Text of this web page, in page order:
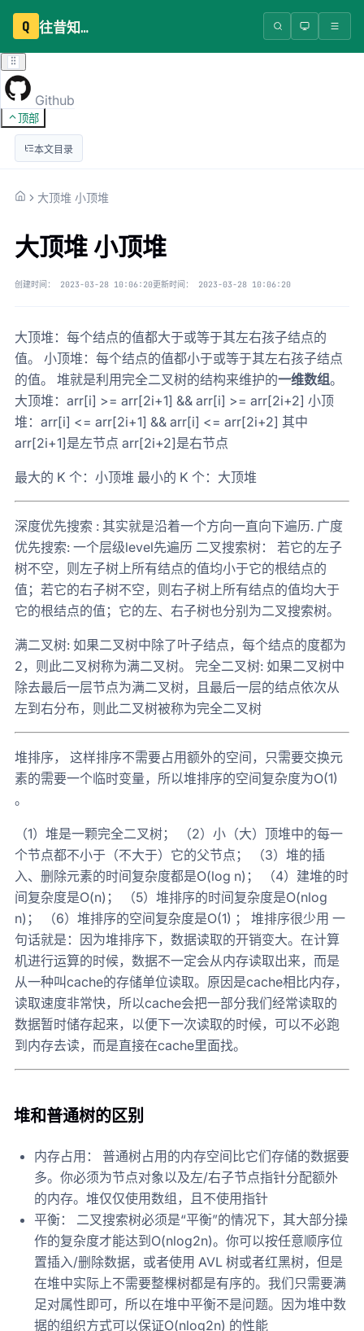
Q 往昔知识库
Github
顶部
本文目录
大顶堆 小顶堆
大顶堆 小顶堆
创建时间： 2023-03-28 10:06:20更新时间： 2023-03-28 10:06:20
大顶堆：每个结点的值都大于或等于其左右孩子结点的
值。 小顶堆：每个结点的值都小于或等于其左右孩子结点
的值。 堆就是利用完全二叉树的结构来维护的一维数组。
大顶堆：arr[i] >= arr[2i+1] && arr[i] >= arr[2i+2] 小顶
堆：arr[i] <= arr[2i+1] && arr[i] <= arr[2i+2] 其中
arr[2i+1]是左节点 arr[2i+2]是右节点
最大的 K 个：小顶堆 最小的 K 个：大顶堆
深度优先搜索 : 其实就是沿着一个方向一直向下遍历. 广度
优先搜索: 一个层级level先遍历 二叉搜索树： 若它的左子
树不空，则左子树上所有结点的值均小于它的根结点的
值；若它的右子树不空，则右子树上所有结点的值均大于
它的根结点的值；它的左、右子树也分别为二叉搜索树。
满二叉树: 如果二叉树中除了叶子结点，每个结点的度都为
2，则此二叉树称为满二叉树。 完全二叉树: 如果二叉树中
除去最后一层节点为满二叉树，且最后一层的结点依次从
左到右分布，则此二叉树被称为完全二叉树
堆排序， 这样排序不需要占用额外的空间，只需要交换元
素的需要一个临时变量，所以堆排序的空间复杂度为O(1)
。
（1）堆是一颗完全二叉树； （2）小（大）顶堆中的每一
个节点都不小于（不大于）它的父节点； （3）堆的插
入、删除元素的时间复杂度都是O(log n)； （4）建堆的时
间复杂度是O(n)； （5）堆排序的时间复杂度是O(nlog
n)； （6）堆排序的空间复杂度是O(1) ； 堆排序很少用 一
句话就是：因为堆排序下，数据读取的开销变大。在计算
机进行运算的时候，数据不一定会从内存读取出来，而是
从一种叫cache的存储单位读取。原因是cache相比内存，
读取速度非常快，所以cache会把一部分我们经常读取的
数据暂时储存起来，以便下一次读取的时候，可以不必跑
到内存去读，而是直接在cache里面找。
堆和普通树的区别
内存占用： 普通树占用的内存空间比它们存储的数据要
多。你必须为节点对象以及左/右子节点指针分配额外
的内存。堆仅仅使用数组，且不使用指针
平衡： 二叉搜索树必须是“平衡”的情况下，其大部分操
作的复杂度才能达到O(nlog2n)。你可以按任意顺序位
置插入/删除数据，或者使用 AVL 树或者红黑树，但是
在堆中实际上不需要整棵树都是有序的。我们只需要满
足对属性即可，所以在堆中平衡不是问题。因为堆中数
据的组织方式可以保证O(nlog2n) 的性能